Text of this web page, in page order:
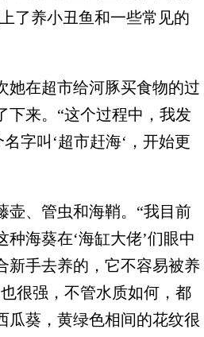
了养小丑鱼和一些常见的
在超市给河豚买食物的过
下来。“这个过程中，我发
字叫‘超市赶海‘，开始更
、管虫和海鞘。“我目前
海葵在‘海缸大佬’们眼中
新手去养的，它不容易被养
很强，不管水质如何，都
瓜葵，黄绿色相间的花纹很